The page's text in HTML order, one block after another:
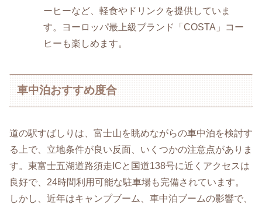
ーヒーなど、軽食やドリンクを提供していま
す。ヨーロッパ最上級ブランド「COSTA」コー
ヒーも楽しめます。
車中泊おすすめ度合
道の駅すばしりは、富士山を眺めながらの車中泊を検討す
る上で、立地条件が良い反面、いくつかの注意点がありま
す。東富士五湖道路須走ICと国道138号に近くアクセスは
良好で、24時間利用可能な駐車場も完備されています。
しかし、近年はキャンプブーム、車中泊ブームの影響で、